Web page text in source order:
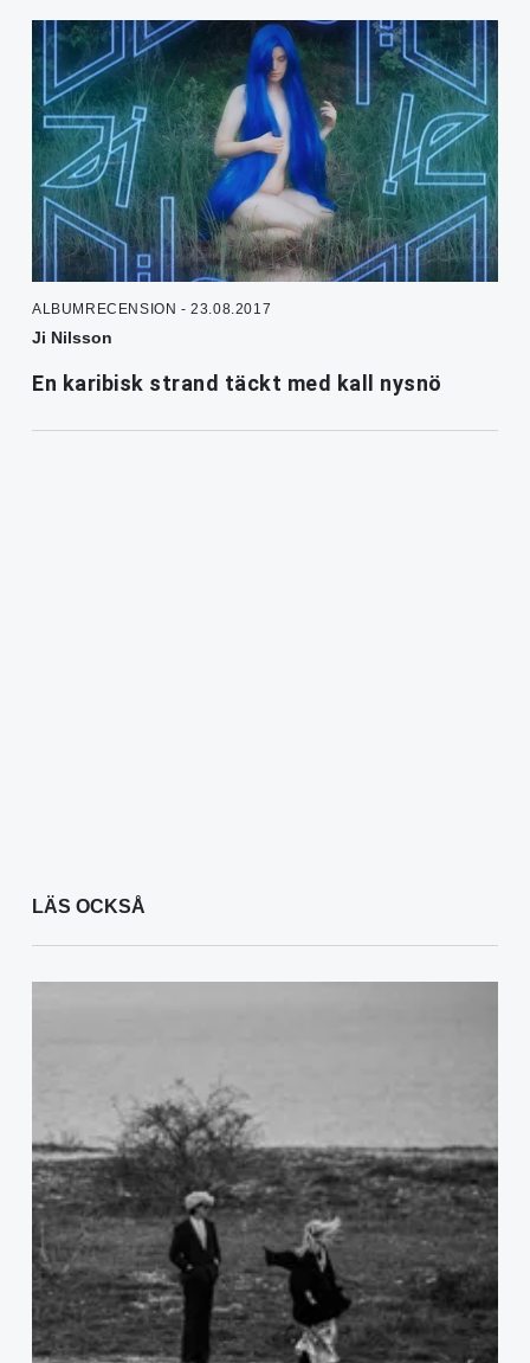
ALBUMRECENSION - 23.08.2017
Ji Nilsson
En karibisk strand täckt med kall nysnö
LÄS OCKSÅ